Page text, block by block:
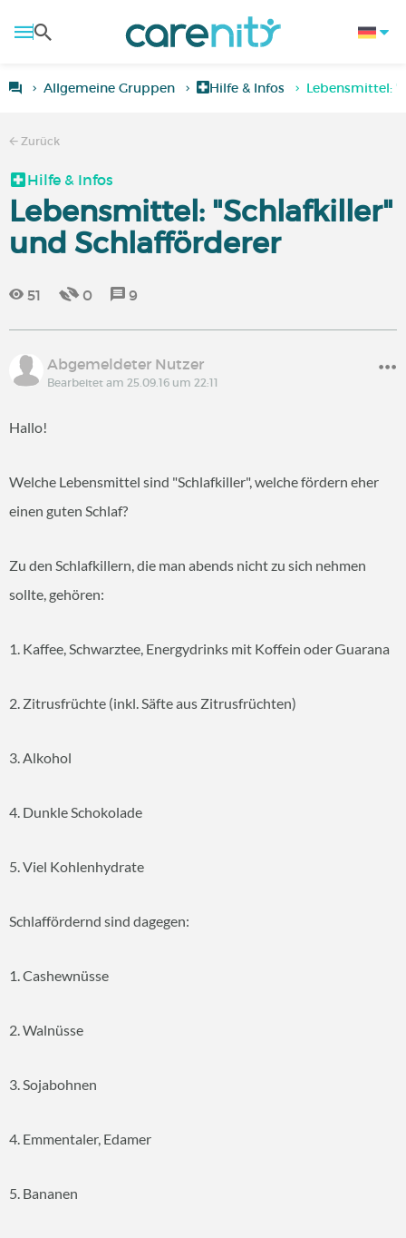
Allgemeine Gruppen Hilfe & Infos Lebensmittel:
Zurück
Hilfe & Infos
Lebensmittel: "Schlafkiller"
und Schlafförderer
51 0 9
Abgemeldeter Nutzer
Bearbeitet am 25.09.16 um 22:11
Hallo!
Welche Lebensmittel sind "Schlafkiller", welche fördern eher
einen guten Schlaf?
Zu den Schlafkillern, die man abends nicht zu sich nehmen
sollte, gehören:
1. Kaffee, Schwarztee, Energydrinks mit Koffein oder Guarana
2. Zitrusfrüchte (inkl. Säfte aus Zitrusfrüchten)
3. Alkohol
4. Dunkle Schokolade
5. Viel Kohlenhydrate
Schlaffördernd sind dagegen:
1. Cashewnüsse
2. Walnüsse
3. Sojabohnen
4. Emmentaler, Edamer
5. Bananen